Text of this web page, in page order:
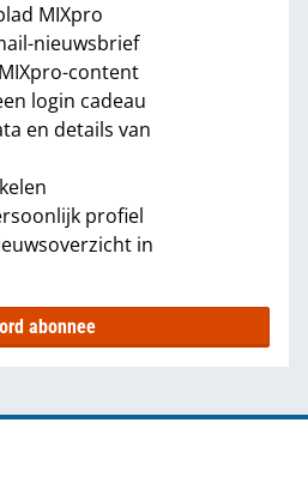
MIXpro
nieuwsbrief
content
login cadeau
en details van
profiel
in
abonnee